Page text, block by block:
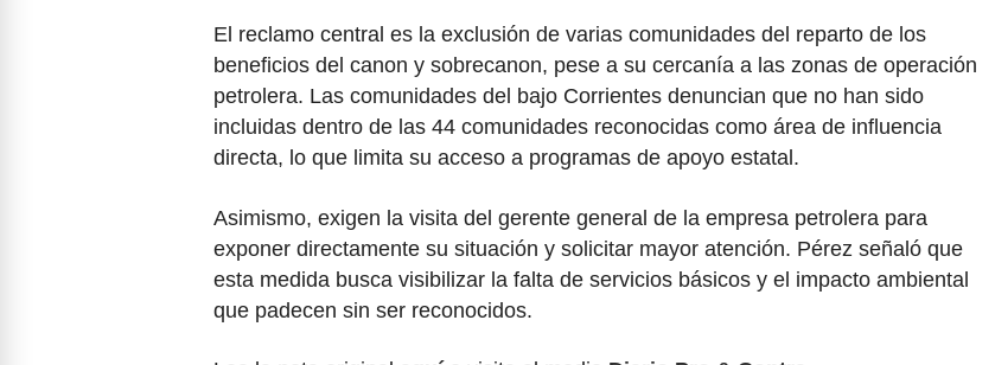
El reclamo central es la exclusión de varias comunidades del reparto de los
beneficios del canon y sobrecanon, pese a su cercanía a las zonas de operación
petrolera. Las comunidades del bajo Corrientes denuncian que no han sido
incluidas dentro de las 44 comunidades reconocidas como área de influencia
directa, lo que limita su acceso a programas de apoyo estatal.
Asimismo, exigen la visita del gerente general de la empresa petrolera para
exponer directamente su situación y solicitar mayor atención. Pérez señaló que
esta medida busca visibilizar la falta de servicios básicos y el impacto ambiental
que padecen sin ser reconocidos.